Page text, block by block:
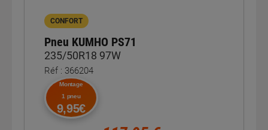
CONFORT
Pneu KUMHO PS71
235/50R18 97W
Réf : 366204
Montage
1 pneu
9,95€